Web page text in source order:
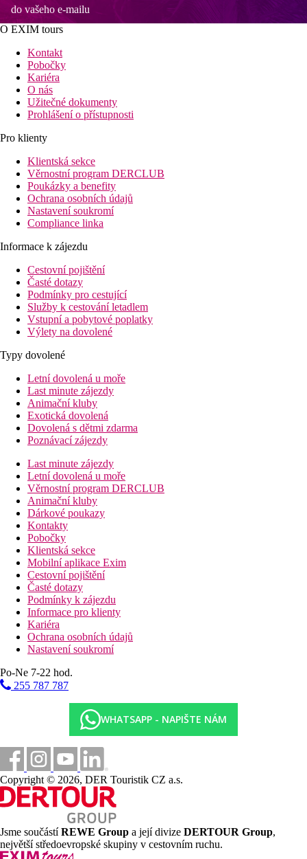
do vašeho e-mailu
O EXIM tours
Kontakt
Pobočky
Kariéra
O nás
Užitečné dokumenty
Prohlášení o přístupnosti
Pro klienty
Klientská sekce
Věrnostní program DERCLUB
Poukázky a benefity
Ochrana osobních údajů
Nastavení soukromí
Compliance linka
Informace k zájezdu
Cestovní pojištění
Časté dotazy
Podmínky pro cestující
Služby k cestování letadlem
Vstupní a pobytové poplatky
Výlety na dovolené
Typy dovolené
Letní dovolená u moře
Last minute zájezdy
Animační kluby
Exotická dovolená
Dovolená s dětmi zdarma
Poznávací zájezdy
Last minute zájezdy
Letní dovolená u moře
Věrnostní program DERCLUB
Animační kluby
Dárkové poukazy
Kontakty
Pobočky
Klientská sekce
Mobilní aplikace Exim
Cestovní pojištění
Časté dotazy
Podmínky k zájezdu
Informace pro klienty
Kariéra
Ochrana osobních údajů
Nastavení soukromí
Po-Ne 7-22 hod.
255 787 787
WHATSAPP - NAPIŠTE NÁM
Copyright © 2026, DER Touristik CZ a.s.
Jsme součástíREWE Group a její divize DERTOUR Group,
největší středoevropské skupiny v cestovním ruchu.